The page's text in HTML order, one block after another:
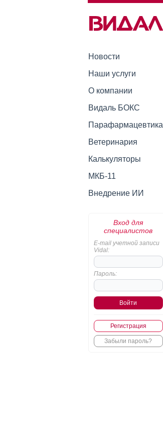
Новости
Наши услуги
О компании
Видаль БОКС
Парафармацевтика
Ветеринария
Калькуляторы
МКБ-11
Внедрение ИИ
Вход для
специалистов
E-mail учетной записи
Vidal:
Пароль:
Регистрация
Забыли пароль?